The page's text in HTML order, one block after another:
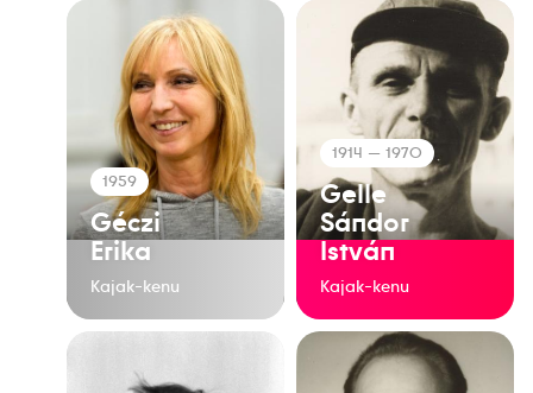
1959
Géczi
Erika
Kajak-kenu
1914 — 1970
Gelle
Sándor
István
Kajak-kenu